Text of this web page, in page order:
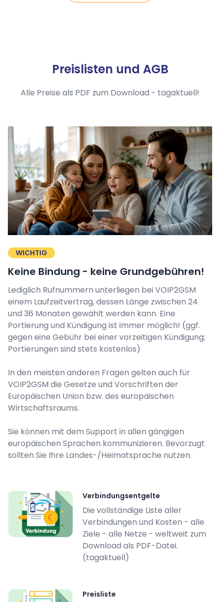
Preislisten und AGB
Alle Preise als PDF zum Download - tagaktuell!
WICHTIG
Keine Bindung - keine Grundgebühren!
Lediglich Rufnummern unterliegen bei VOIP2GSM
einem Laufzeitvertrag, dessen Länge zwischen 24
und 36 Monaten gewählt werden kann. Eine
Portierung und Kündigung ist immer möglich! (ggf.
gegen eine Gebühr bei einer vorzeitigen Kündigung;
Portierungen sind stets kostenlos)
In den meisten anderen Fragen gelten auch für
VOIP2GSM die Gesetze und Vorschriften der
Europäischen Union bzw. des europäischen
Wirtschaftsraums.
Sie können mit dem Support in allen gängigen
europäischen Sprachen kommunizieren. Bevorzugt
sollten Sie Ihre Landes-/Heimatsprache nutzen.
Verbindungsentgelte
Die vollständige Liste aller
Verbindungen und Kosten - alle
Ziele - alle Netze - weltweit zum
Download als PDF-Datei.
(tagaktuell)
Preisliste